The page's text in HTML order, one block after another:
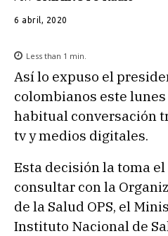
6 abril, 2020
Less than 1 min.
Así lo expuso el
colombianos este
habitual conversación
tv y medios digitales.
Esta decisión la toma
consultar con la
de la Salud OPS, el
Instituto Nacional de